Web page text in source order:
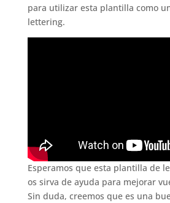
para utilizar esta plantilla como
lettering.
Esperamos que esta plantilla de
os sirva de ayuda para mejorar
Sin duda, creemos que es una